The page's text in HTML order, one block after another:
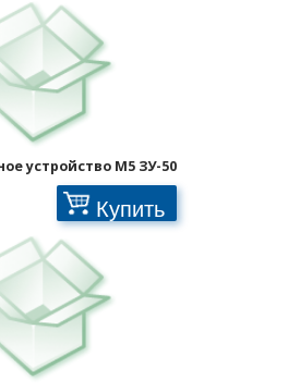
устройство M5 ЗУ-50
Купить